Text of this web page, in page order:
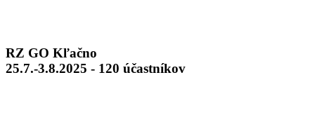
RZ GO Kľačno
25.7.-3.8.2025 - 120 účastníkov